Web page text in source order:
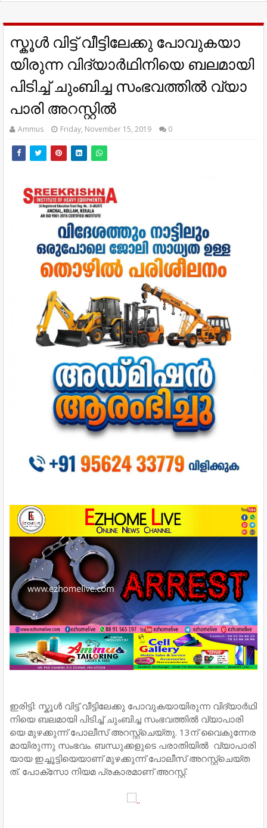
സ്കൂ​ൾ വി​ട്ട് വീ​ട്ടി​ലേ​ക്കു പോ​വു​ക​യാ​
യി​രു​ന്ന വി​ദ്യാ​ർ​ഥി​നി​യെ ബ​ല​മാ​യി
പി​ടി​ച്ച് ചും​ബി​ച്ച സം​ഭ​വ​ത്തി​ൽ വ്യാ​
പാ​രി അ​റ​സ്റ്റി​ൽ
Ammus Friday, November 15, 2019 0
ഇ​രി​ട്ടി: സ്കൂ​ൾ വി​ട്ട് വീ​ട്ടി​ലേ​ക്കു പോ​വു​ക​യാ​യി​രു​ന്ന വി​ദ്യാ​ർ​ഥി​
നി​യെ ബ​ല​മാ​യി പി​ടി​ച്ച് ചും​ബി​ച്ച സം​ഭ​വ​ത്തി​ൽ വ്യാ​പാ​രി​
യെ മു​ഴ​ക്കു​ന്ന് പോ​ലീ​സ് അ​റ​സ്റ്റ്ചെ​യ്തു. 13ന് ​വൈ​കു​ന്നേ​ര​
മാ​യി​രു​ന്നു സം​ഭ​വം. ബന്ധുക്കളുടെ പരാതിയിൽ വ്യാ​പാ​രി​
യാ​യ ഇ​ച്ചൂ​ട്ടി​യെ​യാ​ണ് മു​ഴ​ക്കു​ന്ന് പോ​ലീ​സ് അ​റ​സ്റ്റ്ചെ​യ്ത​
ത്. പോ​ക്സോ നി​യ​മ പ്ര​കാ​ര​മാ​ണ് അ​റ​സ്റ്റ്.